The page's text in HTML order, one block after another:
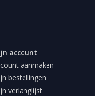
account
aanmaken
bestellingen
verlanglijst